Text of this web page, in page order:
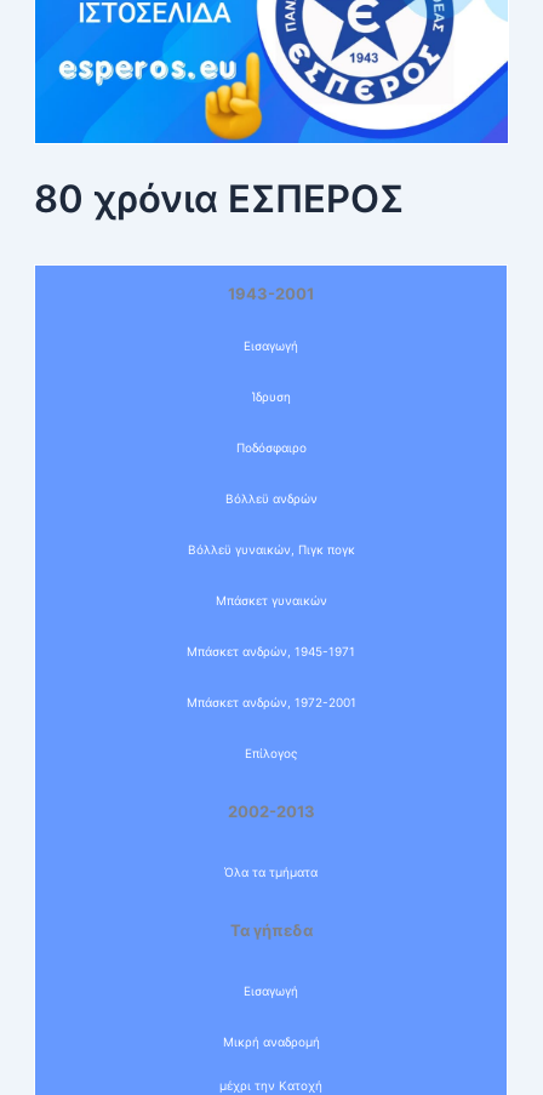
80 χρόνια ΕΣΠΕΡΟΣ
1943-2001
Εισαγωγή
Ίδρυση
Ποδόσφαιρο
Βόλλεϋ ανδρών
Βόλλεϋ γυναικών, Πιγκ πογκ
Μπάσκετ γυναικών
Μπάσκετ ανδρών, 1945-1971
Μπάσκετ ανδρών, 1972-2001
Επίλογος
2002-2013
Όλα τα τμήματα
Τα γήπεδα
Εισαγωγή
Μικρή αναδρομή
μέχρι την Κατοχή